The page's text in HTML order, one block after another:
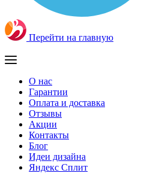
Перейти на главную
О нас
Гарантии
Оплата и доставка
Отзывы
Акции
Контакты
Блог
Идеи дизайна
Яндекс Сплит